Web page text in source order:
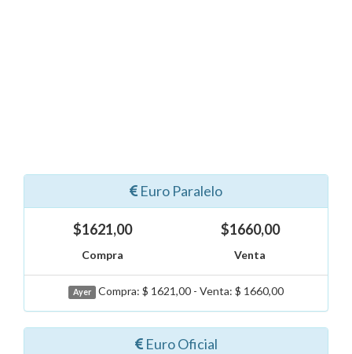
Euro Paralelo
$1621,00
Compra
$1660,00
Venta
Ayer Compra: $ 1621,00 - Venta: $ 1660,00
Euro Oficial